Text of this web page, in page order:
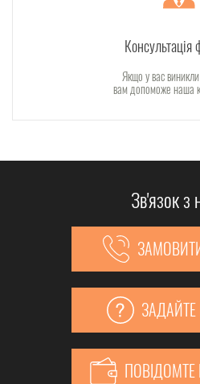
Консультація
Якщо у вас
вам допоможе наша
Зв'язок з